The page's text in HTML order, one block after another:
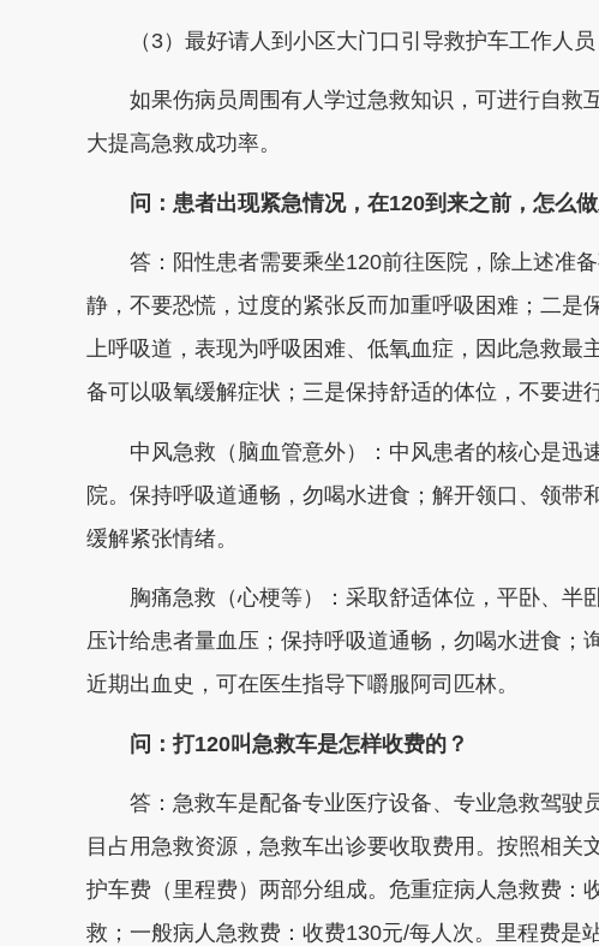
（3）最好请人到小区大门口引导救护车工作人员
如果伤病员周围有人学过急救知识，可进行自救
大提高急救成功率。
问：患者出现紧急情况，在120到来之前，怎么
答：阳性患者需要乘坐120前往医院，除上述准备
静，不要恐慌，过度的紧张反而加重呼吸困难；二是
上呼吸道，表现为呼吸困难、低氧血症，因此急救最
备可以吸氧缓解症状；三是保持舒适的体位，不要进
中风急救（脑血管意外）：中风患者的核心是迅
院。保持呼吸道通畅，勿喝水进食；解开领口、领带
缓解紧张情绪。
胸痛急救（心梗等）：采取舒适体位，平卧、半
压计给患者量血压；保持呼吸道通畅，勿喝水进食；
近期出血史，可在医生指导下嚼服阿司匹林。
问：打120叫急救车是怎样收费的？
答：急救车是配备专业医疗设备、专业急救驾驶
目占用急救资源，急救车出诊要收取费用。按照相关
护车费（里程费）两部分组成。危重症病人急救费：
救；一般病人急救费：收费130元/每人次。里程费是